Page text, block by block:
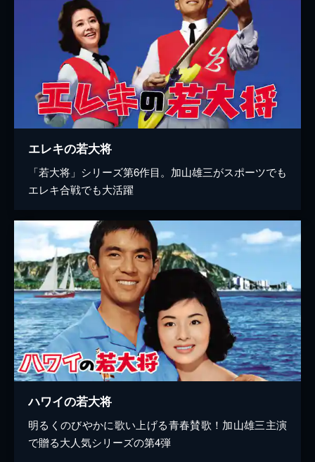
エレキの若大将
「若大将」シリーズ第6作目。加山雄三がスポーツでも
エレキ合戦でも大活躍
ハワイの若大将
明るくのびやかに歌い上げる青春賛歌！加山雄三主演
で贈る大人気シリーズの第4弾